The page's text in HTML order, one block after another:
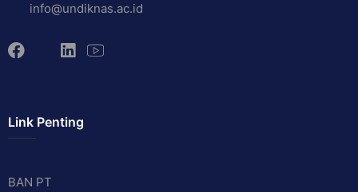
info@undiknas.ac.id
Link Penting
BAN PT